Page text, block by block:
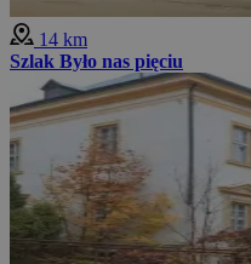
14 km
Szlak Było nas pięciu